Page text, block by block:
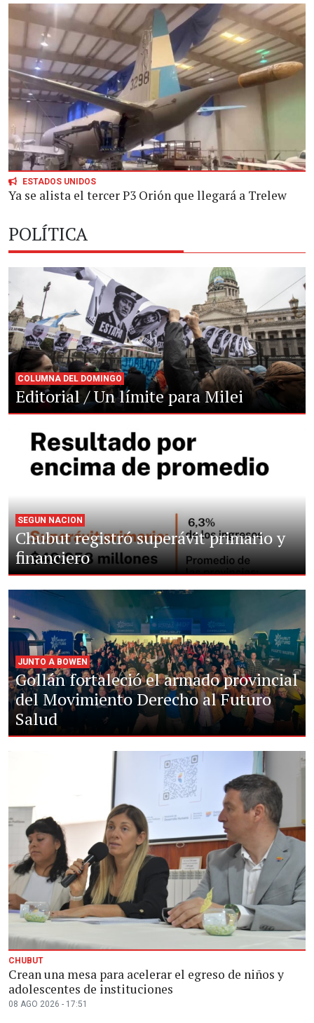
ESTADOS UNIDOS
Ya se alista el tercer P3 Orión que llegará a Trelew
POLÍTICA
COLUMNA DEL DOMINGO
Editorial / Un límite para Milei
SEGUN NACION
Chubut registró superávit primario y
financiero
JUNTO A BOWEN
Gollán fortaleció el armado provincial
del Movimiento Derecho al Futuro
Salud
CHUBUT
Crean una mesa para acelerar el egreso de niños y
adolescentes de instituciones
08 AGO 2026 - 17:51